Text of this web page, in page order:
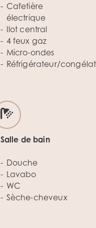
Cafetière
électrique
Ilot central
4 feux gaz
Micro-ondes
Réfrigérateur/
Salle de bain
Douche
Lavabo
WC
Sèche-cheveux